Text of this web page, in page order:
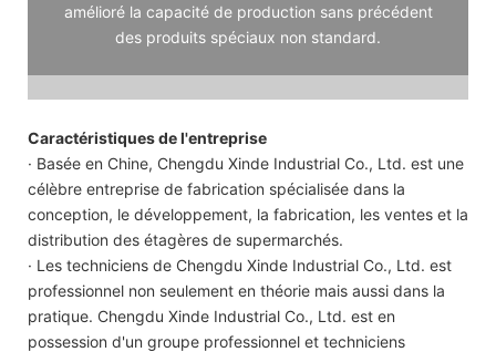
amélioré la capacité de production sans précédent
des produits spéciaux non standard.
Caractéristiques de l'entreprise
· Basée en Chine, Chengdu Xinde Industrial Co., Ltd. est une
célèbre entreprise de fabrication spécialisée dans la
conception, le développement, la fabrication, les ventes et la
distribution des étagères de supermarchés.
· Les techniciens de Chengdu Xinde Industrial Co., Ltd. est
professionnel non seulement en théorie mais aussi dans la
pratique. Chengdu Xinde Industrial Co., Ltd. est en
possession d'un groupe professionnel et techniciens